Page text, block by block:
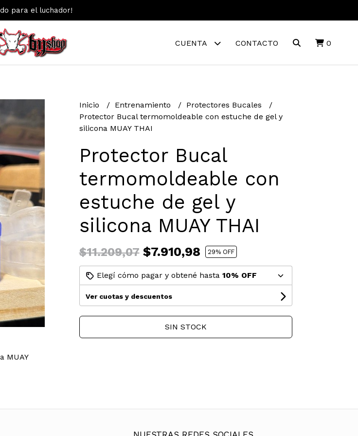
para el luchador!
CUENTA CONTACTO 0
MUAY
Inicio Entrenamiento
Protectores Bucales
Protector Bucal termomoldeable con estuche de gel y
silicona MUAY THAI
Protector Bucal
termomoldeable con
estuche de gel y
silicona MUAY THAI
$11.209,07$7.910,98 29% OFF
Elegí cómo pagar y obtené hasta 10% OFF
Ver cuotas y descuentos
SIN STOCK